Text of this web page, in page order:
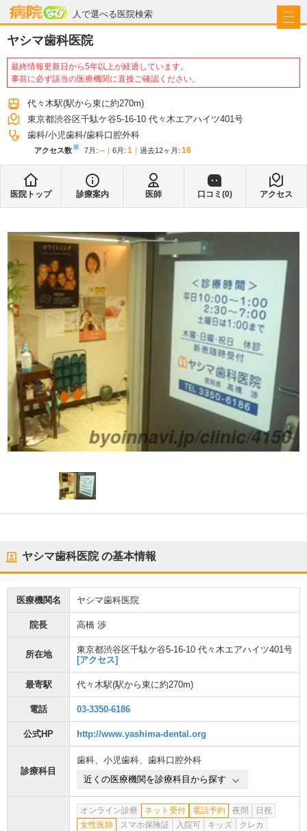
人で選べる医院検索
病院なび
ヤシマ歯科医院
最終情報更新日から5年以上が経過しています。
事前に必ず該当の医療機関に直接ご確認ください。
代々木駅(駅から東に約270m)
東京都渋谷区千駄ケ谷5-16-10 代々木エアハイツ401号
歯科 小児歯科 歯科口腔外科
アクセス数※ 7月 : -- 6月 : 1 過去12ヶ月: 16
医院トップ 診療案内 医師 口コミ(0) アクセス
ヤシマ歯科医院の基本情報
医療機関名 ヤシマ歯科医院
院長 高橋 渉
所在地
東京都渋谷区千駄ケ谷5-16-10 代々木エアハイツ401号
[アクセス]
最寄駅 代々木駅(駅から東に約270m)
電話 03-3350-6186
公式HP http://www.yashima-dental.org
診療科目
歯科、 小児歯科、 歯科口腔外科
近くの医療機関を診療科目から探す
オンライン診療 ネット受付 電話予約 夜間
日祝
女性医師
スマホ保険証 入院可 キッズ
クレカ